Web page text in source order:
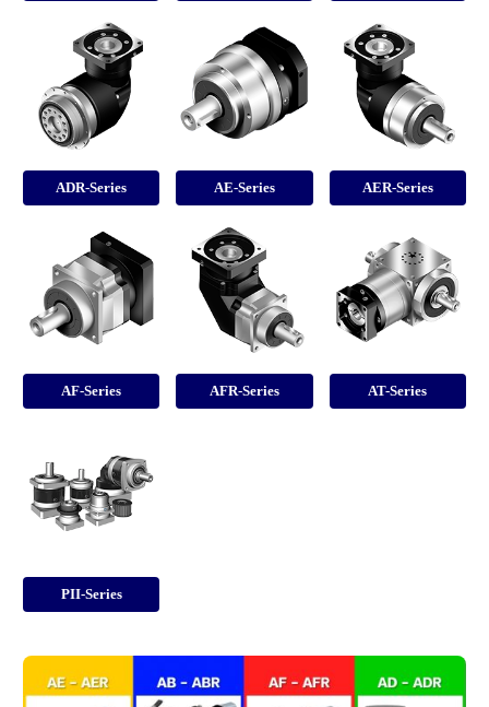
ADR-Series AE-Series AER-Series
AF-Series AFR-Series AT-Series
PII-Series